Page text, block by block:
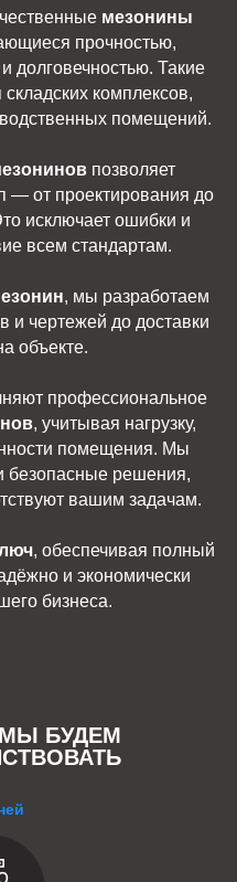
мезонины
прочностью,
долговечностью. Такие
комплексов,
помещений.
позволяет
— от проектирования до
исключает ошибки и
всем стандартам.
, мы разработаем
и чертежей до доставки
объекте.
профессиональное
, учитывая нагрузку,
помещения. Мы
безопасные решения,
вашим задачам.
, обеспечивая полный
и экономически
бизнеса.
БУДЕМ